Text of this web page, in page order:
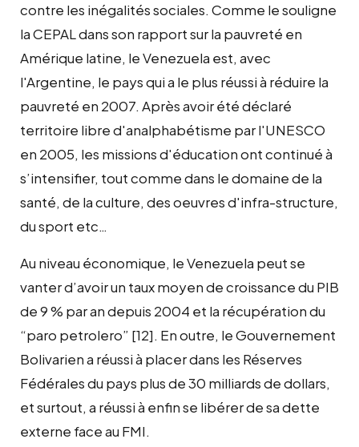
contre les inégalités sociales. Comme le souligne
la CEPAL dans son rapport sur la pauvreté en
Amérique latine, le Venezuela est, avec
l'Argentine, le pays qui a le plus réussi à réduire la
pauvreté en 2007. Après avoir été déclaré
territoire libre d'analphabétisme par l'UNESCO
en 2005, les missions d'éducation ont continué à
s’intensifier, tout comme dans le domaine de la
santé, de la culture, des oeuvres d'infra-structure,
du sport etc…
Au niveau économique, le Venezuela peut se
vanter d’avoir un taux moyen de croissance du PIB
de 9 % par an depuis 2004 et la récupération du
“paro petrolero” [12]. En outre, le Gouvernement
Bolivarien a réussi à placer dans les Réserves
Fédérales du pays plus de 30 milliards de dollars,
et surtout, a réussi à enfin se libérer de sa dette
externe face au FMI.